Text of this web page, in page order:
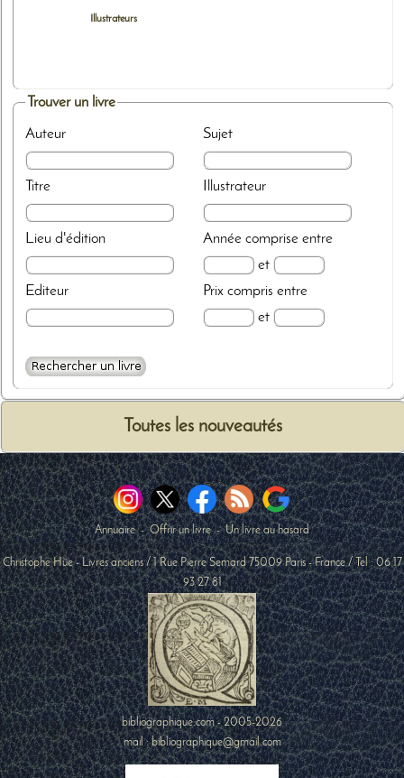
Illustrateurs
Trouver un livre
Auteur
Titre
Lieu d'édition
Editeur
Sujet
Illustrateur
Annéecomprise entre
et
Prixcompris entre
et
Toutes les nouveautés
Annuaire-Offrir un livre-Un livre au hasard
Christophe Hüe - Livres anciens /1 Rue Pierre Semard 75009 Paris-France / Tel :06 17
93 27 81
bibliographique.com - 2005-2026
mail : bibliographique@gmail.com